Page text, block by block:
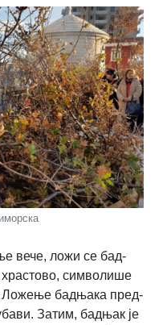
ве­че, ло­жи се бад­
сим­во­ли­ше
Ло­же­ње бад­ња­ка пред­
За­тим, бад­њак је